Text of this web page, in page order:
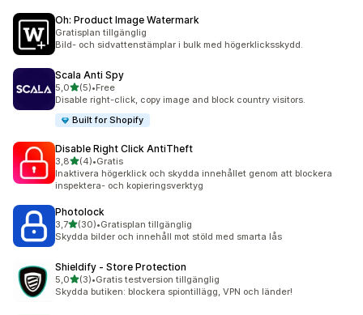
Oh: Product Image Watermark
Gratisplan tillgänglig
Bild- och sidvattenstämplar i bulk med högerklicksskydd.
Scala Anti Spy
5,0av 5 stjärnor
(5)
5 recensioner totalt
•Free
Disable right-click, copy image and block country visitors.
Built for Shopify
Disable Right Click AntiTheft
3,8av 5 stjärnor
(4)
4 recensioner totalt
•Gratis
Inaktivera högerklick och skydda innehållet genom att blockera
inspektera- och kopieringsverktyg
Photolock
3,7av 5 stjärnor
(30)
30 recensioner totalt
•Gratisplan tillgänglig
Skydda bilder och innehåll mot stöld med smarta lås
Shieldify ‑ Store Protection
5,0av 5 stjärnor
(3)
3 recensioner totalt
•Gratis testversion tillgänglig
Skydda butiken: blockera spiontillägg, VPN och länder!